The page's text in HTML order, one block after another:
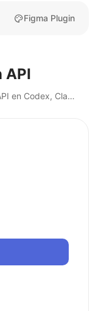
Figma Plugin
API
Instala herramientas de Codia Open API en Codex, Claude, Cursor y agentes locales de IA.